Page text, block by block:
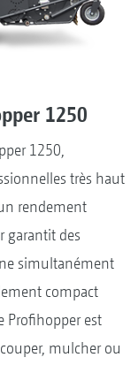
1250
1250,
très haut
rendement
garantit des
simultanément
compact
Profihopper est
mulcher ou